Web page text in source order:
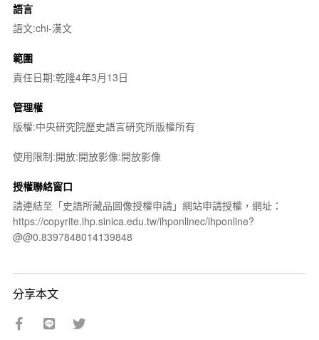
語言
語文:chi-漢文
範圍
責任日期:乾隆4年3月13日
管理權
版權:中央研究院歷史語言研究所版權所有
使用限制:開放:開放影像:開放影像
授權聯絡窗口
請連結至「史語所藏品圖像授權申請」網站申請授權，網址：
https://copyrite.ihp.sinica.edu.tw/ihponlinec/ihponline?
@@0.8397848014139848
分享本文